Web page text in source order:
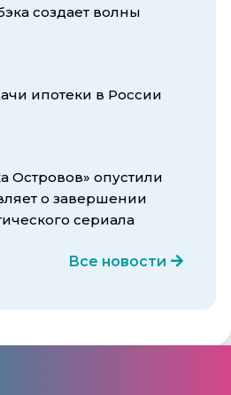
создает волны
ипотеки в России
Островов» опустили
о завершении
сериала
Все новости